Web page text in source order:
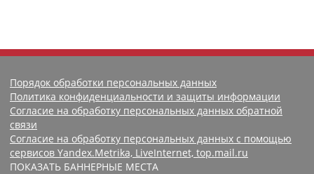
Порядок обработки персональных данных
Политика конфиденциальности и защиты информации
Согласие на обработку персональных данных обратной
связи
Согласие на обработку персональных данных с помощью
сервисов Yandex.Metrika, LiveInternet, top.mail.ru
ПОКАЗАТЬ БАННЕРНЫЕ МЕСТА